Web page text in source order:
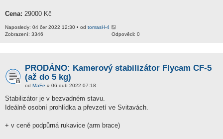
Cena: 29000 Kč
Naposledy: 04 čer 2022 12:30 • od tomasH-4
Odpovědi: 0
Zobrazení: 3346
PRODÁNO: Kamerový stabilizátor Flycam CF-5
(až do 5 kg)
od MaFe » 06 dub 2022 07:18
Stabilizátor je v bezvadném stavu.
Ideálně osobní prohlídka a převzetí ve Svitavách.
+ v ceně podpůrná rukavice (arm brace)